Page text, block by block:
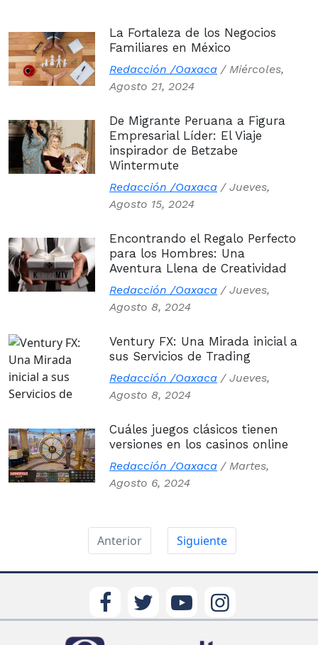
La Fortaleza de los Negocios
Familiares en México
Redacción /Oaxaca / Miércoles,
Agosto 21, 2024
De Migrante Peruana a Figura
Empresarial Líder: El Viaje
inspirador de Betzabe
Wintermute
Redacción /Oaxaca / Jueves,
Agosto 15, 2024
Encontrando el Regalo Perfecto
para los Hombres: Una
Aventura Llena de Creatividad
Redacción /Oaxaca / Jueves,
Agosto 8, 2024
Ventury FX: Una Mirada inicial a
sus Servicios de Trading
Redacción /Oaxaca / Jueves,
Agosto 8, 2024
Cuáles juegos clásicos tienen
versiones en los casinos online
Redacción /Oaxaca / Martes,
Agosto 6, 2024
Anterior Siguiente